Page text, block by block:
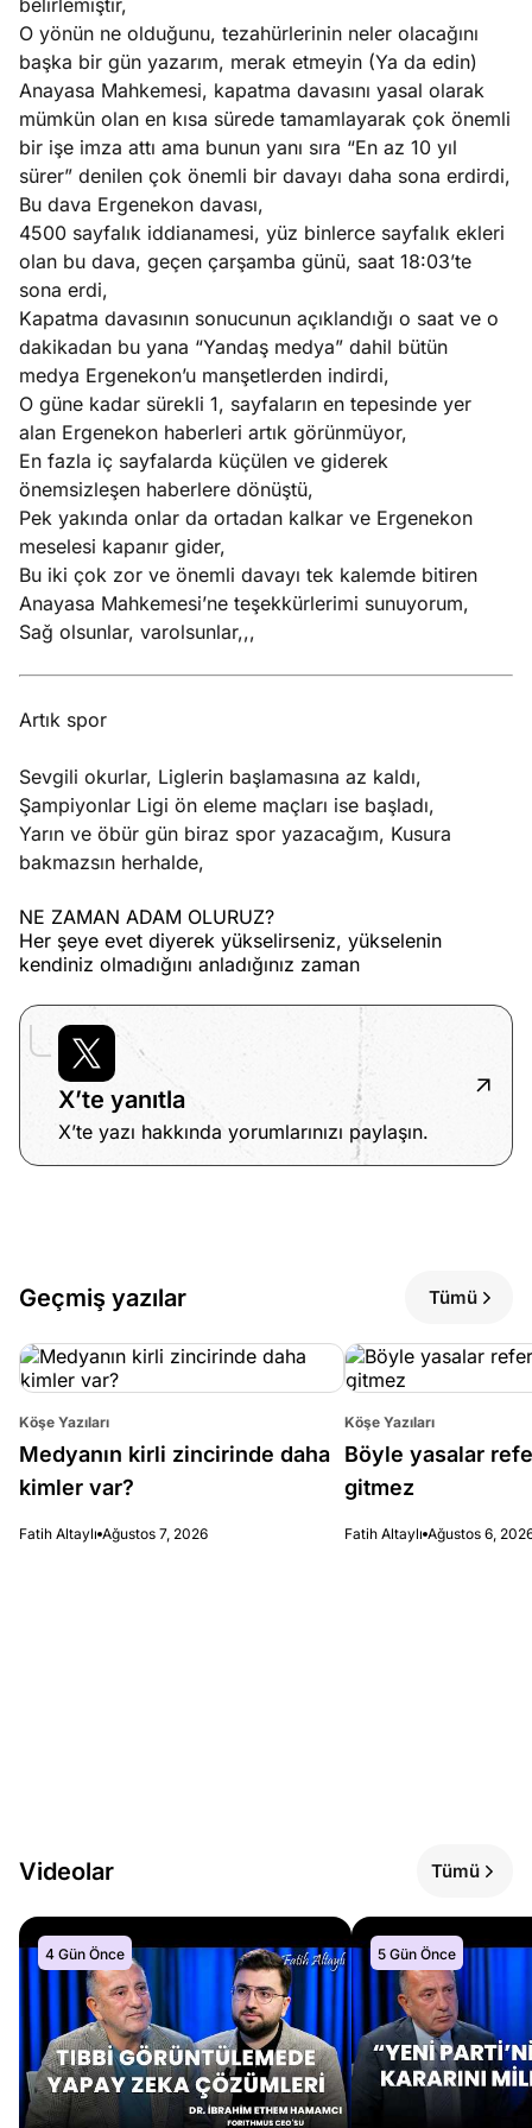
belirlemiştir,
O yönün ne olduğunu, tezahürlerinin neler olacağını
başka bir gün yazarım, merak etmeyin (Ya da edin)
Anayasa Mahkemesi, kapatma davasını yasal olarak
mümkün olan en kısa sürede tamamlayarak çok önemli
bir işe imza attı ama bunun yanı sıra “En az 10 yıl
sürer” denilen çok önemli bir davayı daha sona erdirdi,
Bu dava Ergenekon davası,
4500 sayfalık iddianamesi, yüz binlerce sayfalık ekleri
olan bu dava, geçen çarşamba günü, saat 18:03’te
sona erdi,
Kapatma davasının sonucunun açıklandığı o saat ve o
dakikadan bu yana “Yandaş medya” dahil bütün
medya Ergenekon’u manşetlerden indirdi,
O güne kadar sürekli 1, sayfaların en tepesinde yer
alan Ergenekon haberleri artık görünmüyor,
En fazla iç sayfalarda küçülen ve giderek
önemsizleşen haberlere dönüştü,
Pek yakında onlar da ortadan kalkar ve Ergenekon
meselesi kapanır gider,
Bu iki çok zor ve önemli davayı tek kalemde bitiren
Anayasa Mahkemesi’ne teşekkürlerimi sunuyorum,
Sağ olsunlar, varolsunlar,,,
Artık spor
Sevgili okurlar, Liglerin başlamasına az kaldı,
Şampiyonlar Ligi ön eleme maçları ise başladı,
Yarın ve öbür gün biraz spor yazacağım, Kusura
bakmazsın herhalde,
NE ZAMAN ADAM OLURUZ?
Her şeye evet diyerek yükselirseniz, yükselenin
kendiniz olmadığını anladığınız zaman
X’te yanıtla
X’te yazı hakkında yorumlarınızı paylaşın.
Geçmiş yazılar Tümü
Köşe Yazıları
Medyanın kirli zincirinde daha
kimler var?
Fatih Altaylı Ağustos 7, 2026
Köşe Yazıları
Böyle yasalar
gitmez
Fatih Altaylı Ağustos 6,
Videolar Tümü
4 Gün Önce 5 Gün Önce